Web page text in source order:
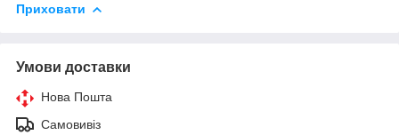
Приховати
Умови доставки
Нова Пошта
Самовивіз